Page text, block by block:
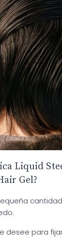
Liquid
Gel?
desee para